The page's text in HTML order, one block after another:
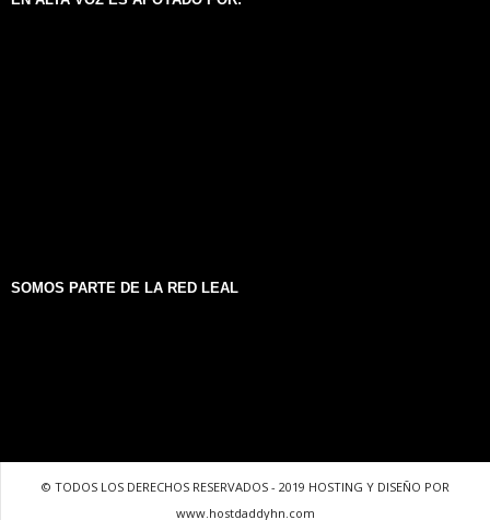
SOMOS PARTE DE LA RED LEAL
© TODOS LOS DERECHOS RESERVADOS - 2019 HOSTING Y DISEÑO POR
www.hostdaddyhn.com